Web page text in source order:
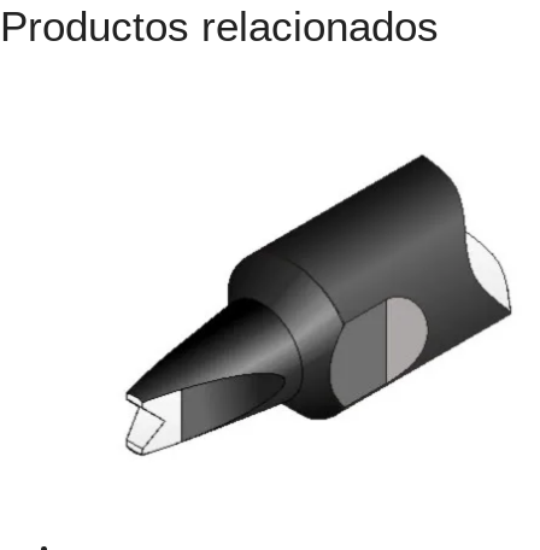
Productos relacionados